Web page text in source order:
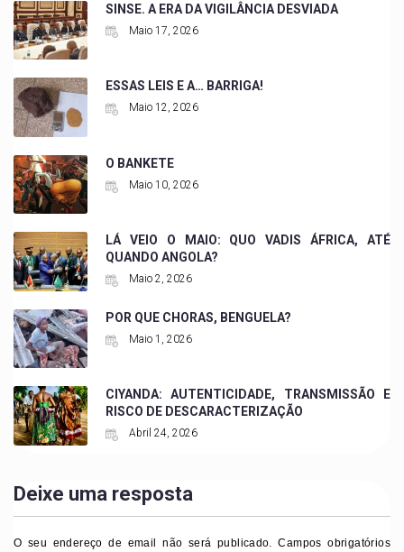
SINSE. A ERA DA VIGILÂNCIA DESVIADA
Maio 17, 2026
ESSAS LEIS E A… BARRIGA!
Maio 12, 2026
O BANKETE
Maio 10, 2026
LÁ VEIO O MAIO: QUO VADIS ÁFRICA, ATÉ
QUANDO ANGOLA?
Maio 2, 2026
POR QUE CHORAS, BENGUELA?
Maio 1, 2026
CIYANDA: AUTENTICIDADE, TRANSMISSÃO E
RISCO DE DESCARACTERIZAÇÃO
Abril 24, 2026
Deixe uma resposta
O seu endereço de email não será publicado. Campos obrigatórios